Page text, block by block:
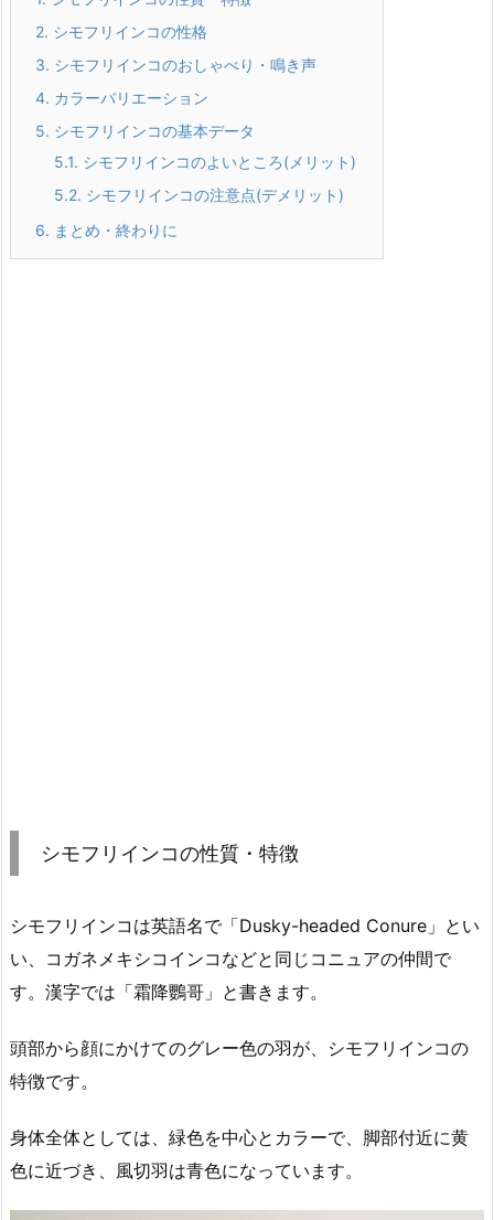
2. シモフリインコの性格
3. シモフリインコのおしゃべり・鳴き声
4. カラーバリエーション
5. シモフリインコの基本データ
5.1. シモフリインコのよいところ(メリット)
5.2. シモフリインコの注意点(デメリット)
6. まとめ・終わりに
シモフリインコの性質・特徴
シモフリインコは英語名で「Dusky-headed Conure」とい
い、コガネメキシコインコなどと同じコニュアの仲間で
す。漢字では「霜降鸚哥」と書きます。
頭部から顔にかけてのグレー色の羽が、シモフリインコの
特徴です。
身体全体としては、緑色を中心とカラーで、脚部付近に黄
色に近づき、風切羽は青色になっています。